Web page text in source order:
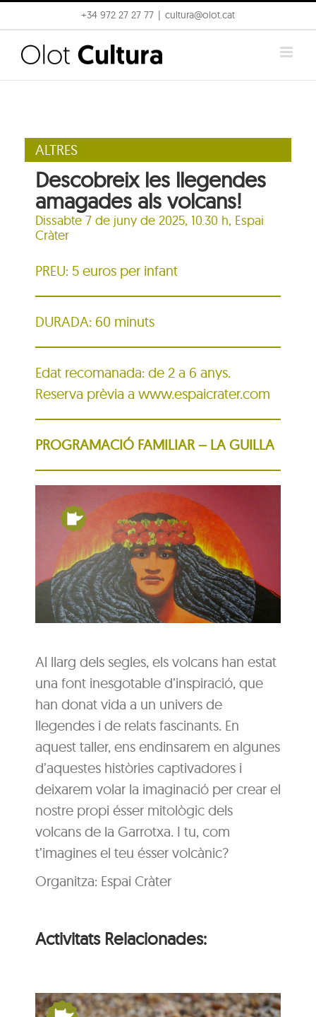
to
content
+34 972 27 27 77 cultura@olot.cat
ALTRES
Descobreix les llegendes
amagades als volcans!
Dissabte 7 de juny de 2025, 10.30 h, Espai
Cràter
PREU: 5 euros per infant
DURADA: 60 minuts
Edat recomanada: de 2 a 6 anys.
Reserva prèvia a www.espaicrater.com
PROGRAMACIÓ FAMILIAR – LA GUILLA
Al llarg dels segles, els volcans han estat
una font inesgotable d’inspiració, que
han donat vida a un univers de
llegendes i de relats fascinants. En
aquest taller, ens endinsarem en algunes
d’aquestes històries captivadores i
deixarem volar la imaginació per crear el
nostre propi ésser mitològic dels
volcans de la Garrotxa. I tu, com
t’imagines el teu ésser volcànic?
Organitza: Espai Cràter
Activitats Relacionades: